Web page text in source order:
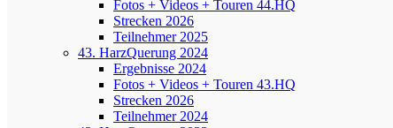
Fotos + Videos + Touren 44.HQ
Strecken 2026
Teilnehmer 2025
43. HarzQuerung 2024
Ergebnisse 2024
Fotos + Videos + Touren 43.HQ
Strecken 2026
Teilnehmer 2024